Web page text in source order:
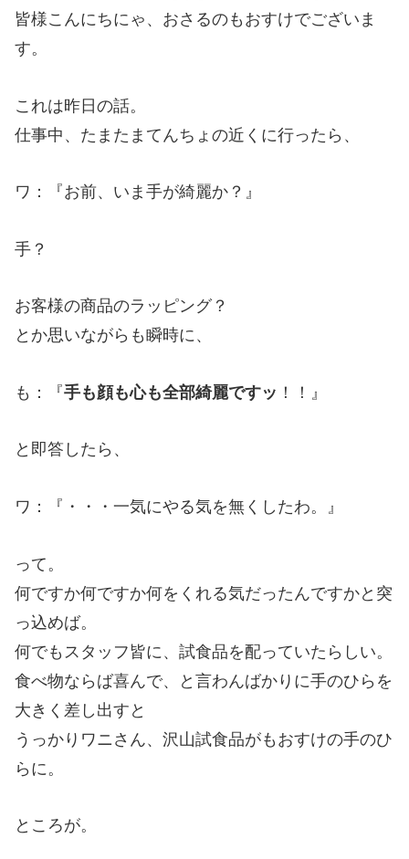
皆様こんにちにゃ、おさるのもおすけでございま
す。
これは昨日の話。
仕事中、たまたまてんちょの近くに行ったら、
ワ：『お前、いま手が綺麗か？』
手？
お客様の商品のラッピング？
とか思いながらも瞬時に、
も：『手も顔も心も全部綺麗ですッ ！！』
と即答したら、
ワ：『・・・一気にやる気を無くしたわ。』
って。
何ですか何ですか何をくれる気だったんですかと突
っ込めば。
何でもスタッフ皆に、試食品を配っていたらしい。
食べ物ならば喜んで、と言わんばかりに手のひらを
大きく差し出すと
うっかりワニさん、沢山試食品がもおすけの手のひ
らに。
ところが。